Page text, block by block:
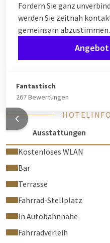
Fordern Sie ganz
werden Sie zeitnah
gemeinsam abzustimmen.
Fantastisch
267 Bewertungen
Ausstattungen
Kostenloses WLAN
Bar
Terrasse
Fahrrad-Stellplatz
In Autobahnnähe
Fahrradverleih